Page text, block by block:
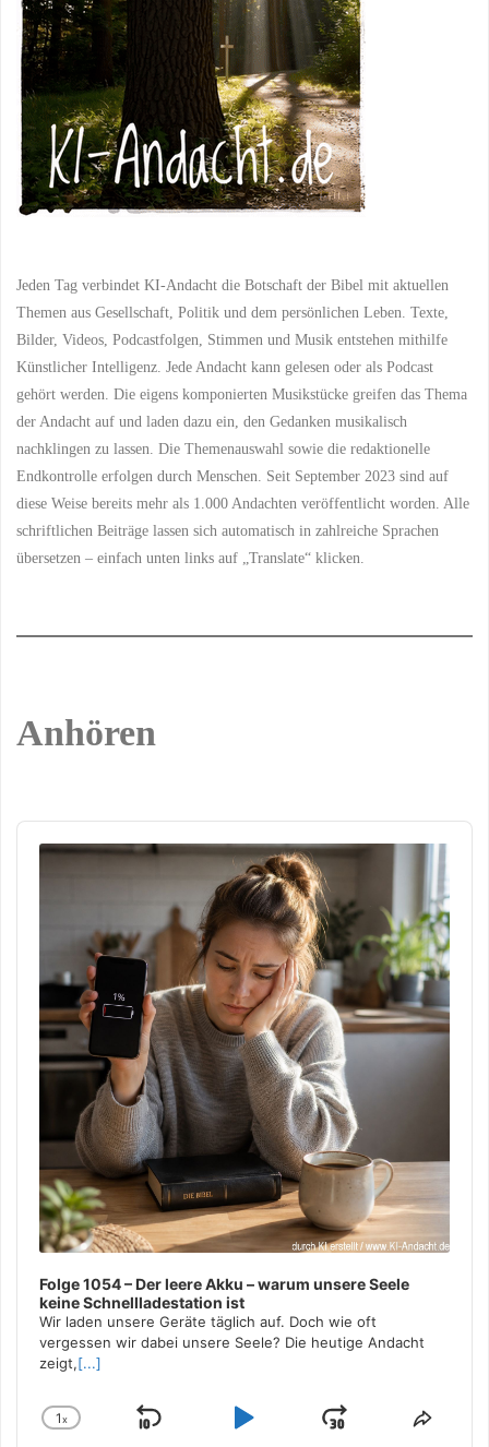
Glaube
in
seinen
vielfältigen
Formen"
Jeden Tag verbindet KI-Andacht die Botschaft der Bibel mit aktuellen
Themen aus Gesellschaft, Politik und dem persönlichen Leben. Texte,
Bilder, Videos, Podcastfolgen, Stimmen und Musik entstehen mithilfe
Künstlicher Intelligenz. Jede Andacht kann gelesen oder als Podcast
gehört werden. Die eigens komponierten Musikstücke greifen das Thema
der Andacht auf und laden dazu ein, den Gedanken musikalisch
nachklingen zu lassen. Die Themenauswahl sowie die redaktionelle
Endkontrolle erfolgen durch Menschen. Seit September 2023 sind auf
diese Weise bereits mehr als 1.000 Andachten veröffentlicht worden. Alle
schriftlichen Beiträge lassen sich automatisch in zahlreiche Sprachen
übersetzen – einfach unten links auf „Translate“ klicken.
Anhören
Audio
Player
Folge 1054 – Der leere Akku – warum unsere Seele
keine Schnellladestation ist
Wir laden unsere Geräte täglich auf. Doch wie oft
vergessen wir dabei unsere Seele? Die heutige Andacht
zeigt,[...]
Change
1x
Skip
Play
Jump
Share